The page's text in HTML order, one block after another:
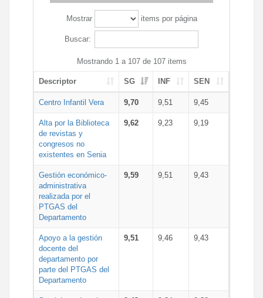
Mostrar items por página
Buscar:
Mostrando 1 a 107 de 107 items
Descriptor SG INF SEN
Centro Infantil Vera 9,70 9,51 9,45
Alta por la Biblioteca
de revistas y
congresos no
existentes en Senia
9,62 9,23 9,19
Gestión económico-
administrativa
realizada por el
PTGAS del
Departamento
9,59 9,51 9,43
Apoyo a la gestión
docente del
departamento por
parte del PTGAS del
Departamento
9,51 9,46 9,43